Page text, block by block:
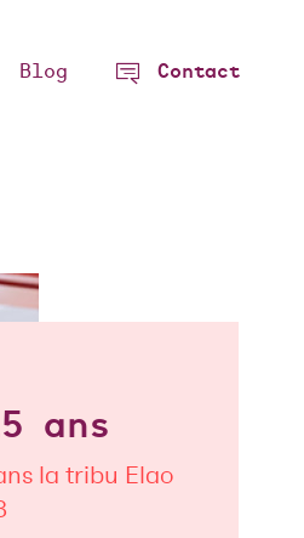
Blog Contact
ans
la tribu Elao